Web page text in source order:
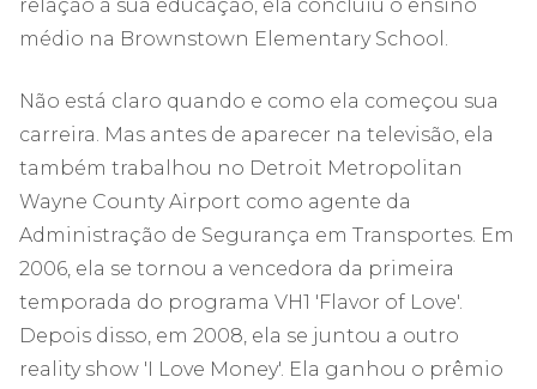
relação à sua educação, ela concluiu o ensino
médio na Brownstown Elementary School.
Não está claro quando e como ela começou sua
carreira. Mas antes de aparecer na televisão, ela
também trabalhou no Detroit Metropolitan
Wayne County Airport como agente da
Administração de Segurança em Transportes. Em
2006, ela se tornou a vencedora da primeira
temporada do programa VH1 'Flavor of Love'.
Depois disso, em 2008, ela se juntou a outro
reality show 'I Love Money'. Ela ganhou o prêmio